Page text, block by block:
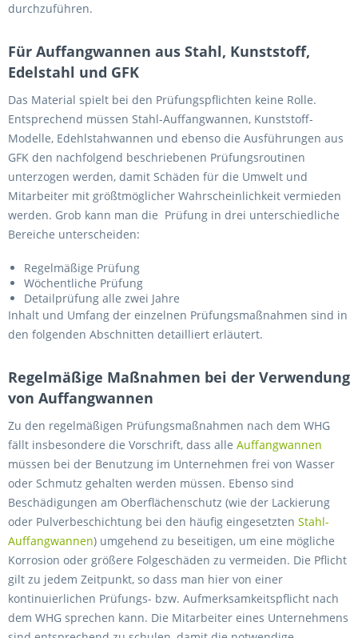
durchzuführen.
Für Auffangwannen aus Stahl, Kunststoff,
Edelstahl und GFK
Das Material spielt bei den Prüfungspflichten keine Rolle.
Entsprechend müssen Stahl-Auffangwannen, Kunststoff-
Modelle, Edehlstahwannen und ebenso die Ausführungen aus
GFK den nachfolgend beschriebenen Prüfungsroutinen
unterzogen werden, damit Schäden für die Umwelt und
Mitarbeiter mit größtmöglicher Wahrscheinlichkeit vermieden
werden. Grob kann man die Prüfung in drei unterschiedliche
Bereiche unterscheiden:
Regelmäßige Prüfung
Wöchentliche Prüfung
Detailprüfung alle zwei Jahre
Inhalt und Umfang der einzelnen Prüfungsmaßnahmen sind in
den folgenden Abschnitten detailliert erläutert.
Regelmäßige Maßnahmen bei der Verwendung
von Auffangwannen
Zu den regelmäßigen Prüfungsmaßnahmen nach dem WHG
fällt insbesondere die Vorschrift, dass alle Auffangwannen
müssen bei der Benutzung im Unternehmen frei von Wasser
oder Schmutz gehalten werden müssen. Ebenso sind
Beschädigungen am Oberflächenschutz (wie der Lackierung
oder Pulverbeschichtung bei den häufig eingesetzten Stahl-
Auffangwannen) umgehend zu beseitigen, um eine mögliche
Korrosion oder größere Folgeschäden zu vermeiden. Die Pflicht
gilt zu jedem Zeitpunkt, so dass man hier von einer
kontinuierlichen Prüfungs- bzw. Aufmerksamkeitspflicht nach
dem WHG sprechen kann. Die Mitarbeiter eines Unternehmens